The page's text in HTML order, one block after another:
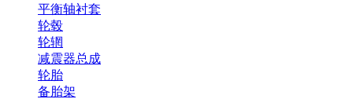
平衡轴衬套
轮毂
轮辋
减震器总成
轮胎
备胎架